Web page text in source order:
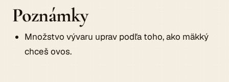
Poznámky
Množstvo vývaru uprav podľa toho, ako mäkký
chceš ovos.